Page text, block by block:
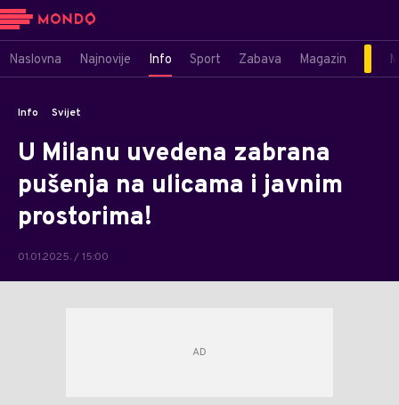
Naslovna Najnovije Info Sport Zabava Magazin
Info Svijet
U Milanu uvedena zabrana
pušenja na ulicama i javnim
prostorima!
01.01.2025. / 15:00